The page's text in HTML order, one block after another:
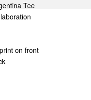
Tee
on front